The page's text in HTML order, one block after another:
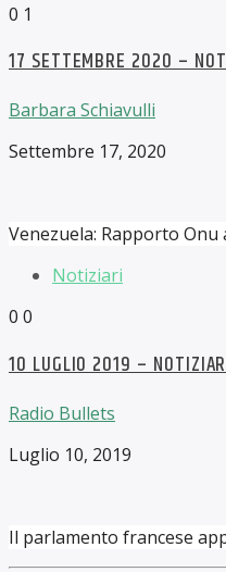
0 1
17 SETTEMBRE 2020 –
Barbara Schiavulli
Settembre 17, 2020
Venezuela: Rapporto
Notiziari
0 0
10 LUGLIO 2019 –
Radio Bullets
Luglio 10, 2019
Il parlamento francese